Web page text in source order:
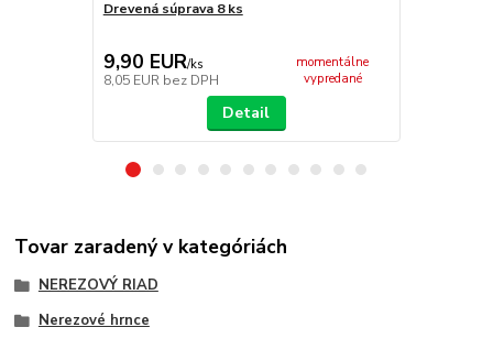
Drevená súprava 8 ks
9,90 EUR/ks
8,05 EUR bez DPH
momentálne
vypredané
Detail
Tovar zaradený v kategóriách
NEREZOVÝ RIAD
Nerezové hrnce